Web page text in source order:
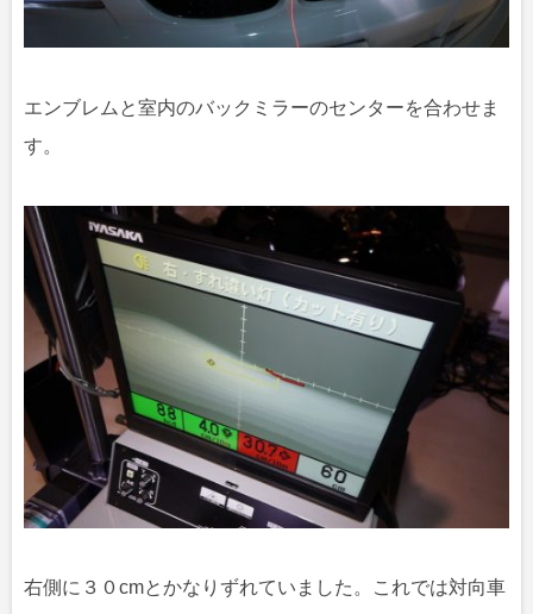
エンブレムと室内のバックミラーのセンターを合わせま
す。
右側に３０cmとかなりずれていました。これでは対向車